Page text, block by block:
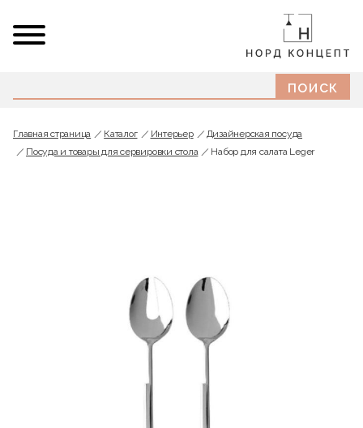
Главная страница Каталог Интерьер
Дизайнерская посуда
Посуда и товары для сервировки стола
Набор для салата Leger